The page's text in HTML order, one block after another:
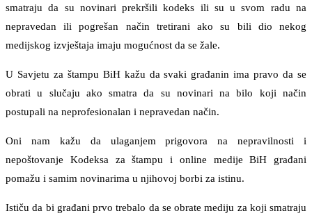
smatraju da su novinari prekršili kodeks ili su u svom radu na
nepravedan ili pogrešan način tretirani ako su bili dio nekog
medijskog izvještaja imaju mogućnost da se žale.
U Savjetu za štampu BiH kažu da svaki građanin ima pravo da se
obrati u slučaju ako smatra da su novinari na bilo koji način
postupali na neprofesionalan i nepravedan način.
Oni nam kažu da ulaganjem prigovora na nepravilnosti i
nepoštovanje Kodeksa za štampu i online medije BiH građani
pomažu i samim novinarima u njihovoj borbi za istinu.
Ističu da bi građani prvo trebalo da se obrate mediju za koji smatraju